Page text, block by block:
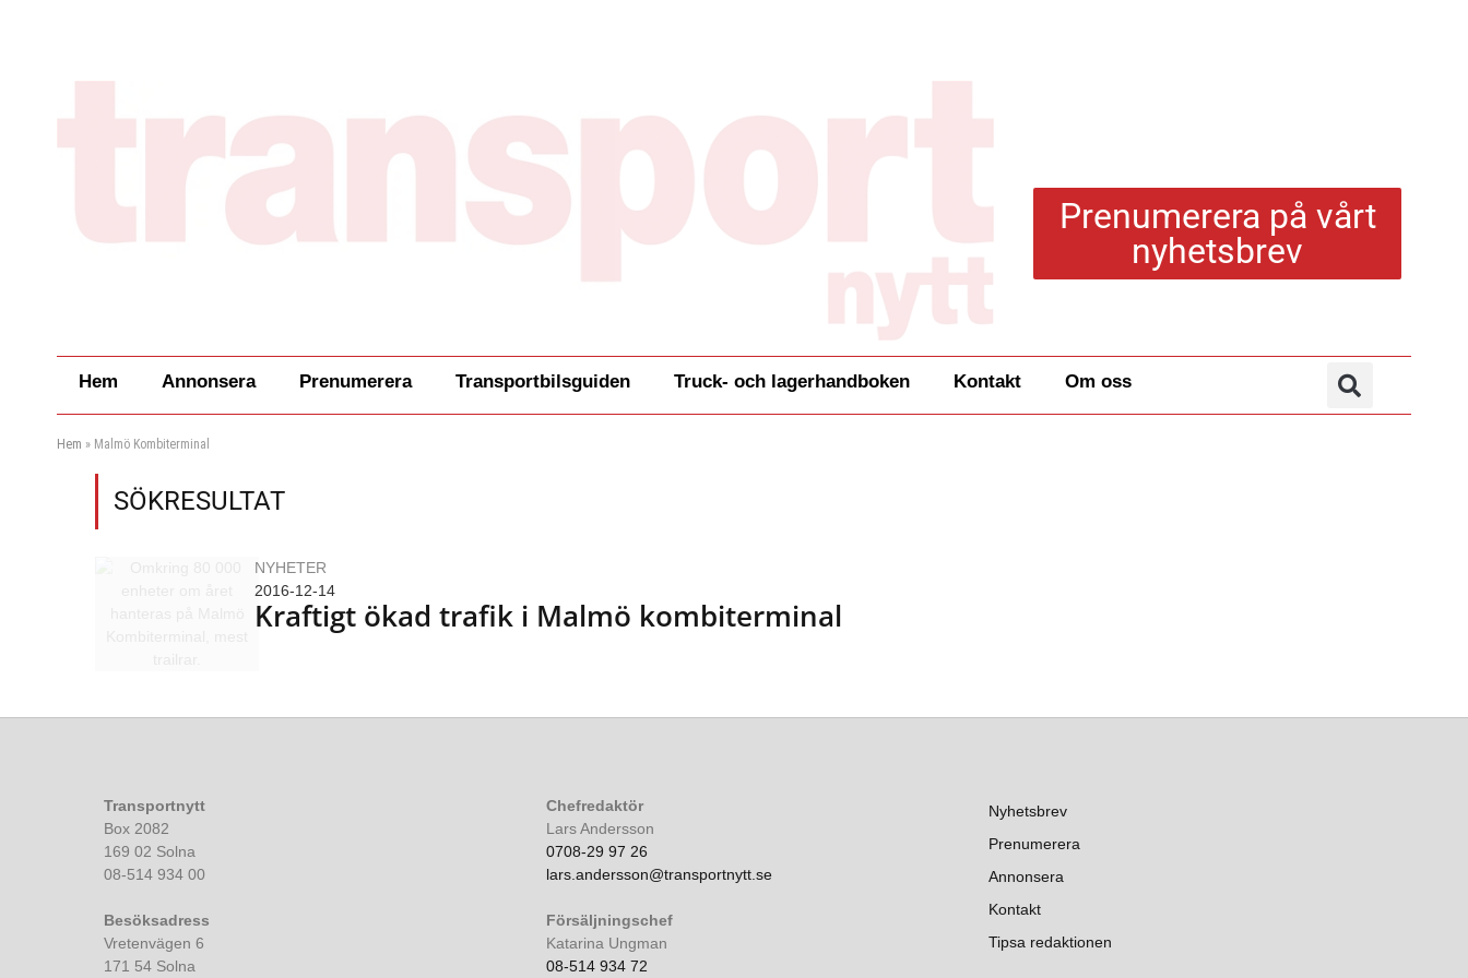
Prenumerera på vårt
nyhetsbrev
Hem Annonsera Prenumerera Transportbilsguiden Truck- och lagerhandboken Kontakt Om oss
Hem » Malmö Kombiterminal
SÖKRESULTAT
NYHETER
2016-12-14
Kraftigt ökad trafik i Malmö kombiterminal
Transportnytt
Box 2082
169 02 Solna
08-514 934 00
Besöksadress
Vretenvägen 6
171 54 Solna
Chefredaktör
Lars Andersson
0708-29 97 26
lars.andersson@transportnytt.se
Försäljningschef
Katarina Ungman
08-514 934 72
Nyhetsbrev
Prenumerera
Annonsera
Kontakt
Tipsa redaktionen